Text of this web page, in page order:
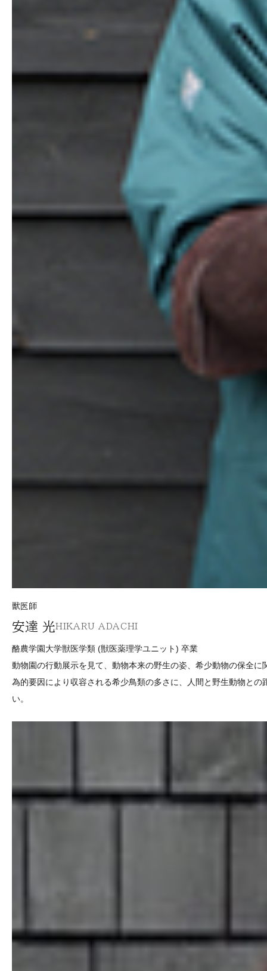
獣医師
安達 光 HIKARU ADACHI
酪農学園大学獣医学類 (獣医薬理学ユニット) 卒業
動物園の行動展示を見て、動物本来の野生の姿、希少動物の保全
為的要因により収容される希少鳥類の多さに、人間と野生動物と
い。